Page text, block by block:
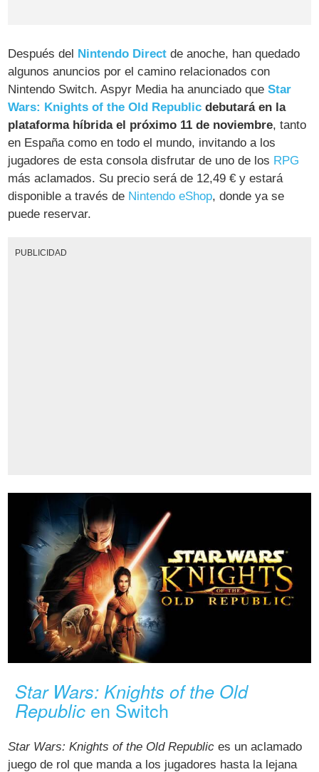
Después del Nintendo Direct de anoche, han quedado
algunos anuncios por el camino relacionados con
Nintendo Switch. Aspyr Media ha anunciado queStar
Wars: Knights of the Old Republic debutará en la
plataforma híbrida el próximo 11 de noviembre, tanto
en España como en todo el mundo, invitando a los
jugadores de esta consola disfrutar de uno de los RPG
más aclamados. Su precio será de 12,49 € y estará
disponible a través de Nintendo eShop, donde ya se
puede reservar.
PUBLICIDAD
Star Wars: Knights of the Old
Republic en Switch
Star Wars: Knights of the Old Republic es un aclamado
juego de rol que manda a los jugadores hasta la lejana